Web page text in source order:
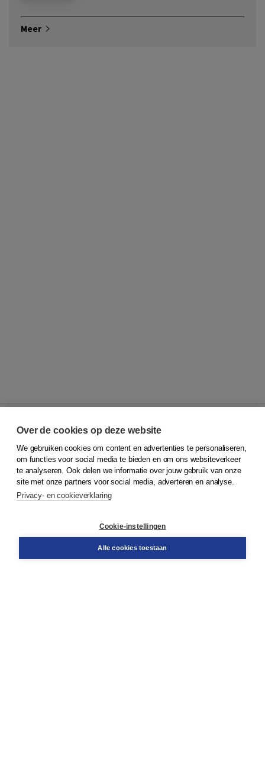
Meer
© 2026Koninklijke Boom uitgevers
Klantenservice
Service & informatie
Contact
Over de cookies op deze website
We gebruiken cookies om content en advertenties te personaliseren,
om functies voor social media te bieden en om ons websiteverkeer
te analyseren. Ook delen we informatie over jouw gebruik van onze
site met onze partners voor social media, adverteren en analyse.
Privacy- en cookieverklaring
Cookie-instellingen
Alle cookies toestaan